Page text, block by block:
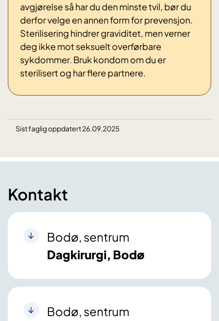
avgjørelse så har du den minste tvil, bør du
derfor velge en annen form for prevensjon.
Sterilisering hindrer graviditet, men verner
deg ikke mot seksuelt overførbare
sykdommer. Bruk kondom om du er
sterilisert og har flere partnere.
Sist faglig oppdatert 26.09.2025
Kontakt
Bodø, sentrum
Dagkirurgi, Bodø
Bodø, sentrum